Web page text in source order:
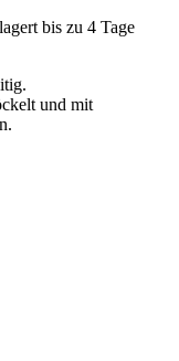
bis zu 4 Tage
und mit